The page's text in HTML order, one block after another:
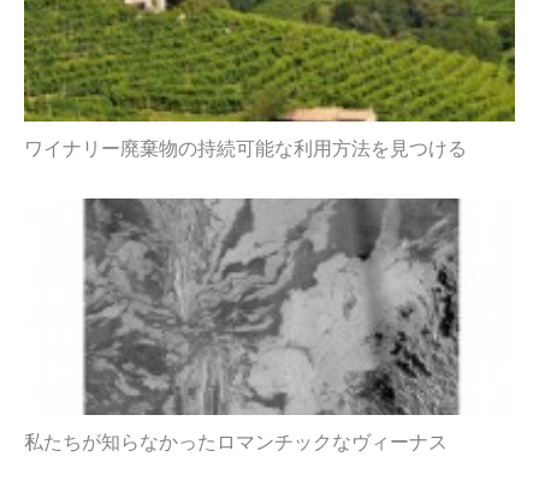
ワイナリー廃棄物の持続可能な利用方法を見つける
私たちが知らなかったロマンチックなヴィーナス